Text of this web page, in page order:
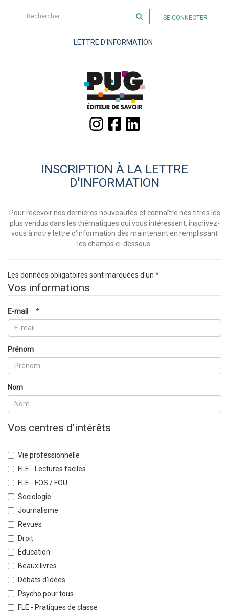
sur
site
SE CONNECTER
LETTRE D'INFORMATION
INSCRIPTION À LA LETTRE
D'INFORMATION
Pour recevoir nos dernières nouveautés et connaître nos titres les
plus vendus dans les thématiques qui vous intéressent, inscrivez-
vous à notre lettre d’information dès maintenant en remplissant
les champs ci-dessous.
Les données obligatoires sont marquées d'un *
Vos informations
E-mail *
Prénom
Nom
Vos centres d'intérêts
Vie professionnelle
FLE - Lectures faciles
FLE - FOS / FOU
Sociologie
Journalisme
Revues
Droit
Éducation
Beaux livres
Débats d'idées
Psycho pour tous
FLE - Pratiques de classe